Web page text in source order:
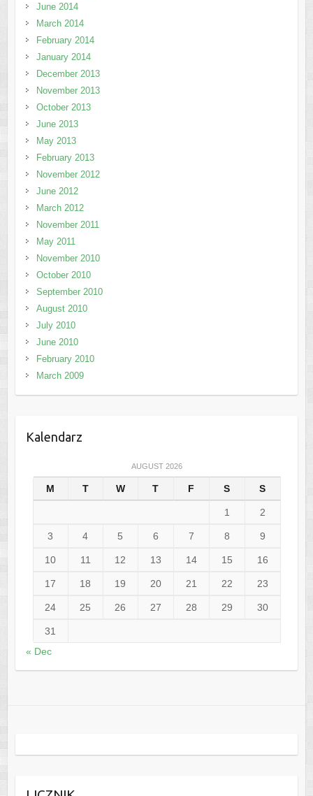
June 2014
March 2014
February 2014
January 2014
December 2013
November 2013
October 2013
June 2013
May 2013
February 2013
November 2012
June 2012
March 2012
November 2011
May 2011
November 2010
October 2010
September 2010
August 2010
July 2010
June 2010
February 2010
March 2009
Kalendarz
AUGUST 2026
M T W T F S S
1 2
3 4 5 6 7 8 9
10 11 12 13 14 15 16
17 18 19 20 21 22 23
24 25 26 27 28 29 30
31
« Dec